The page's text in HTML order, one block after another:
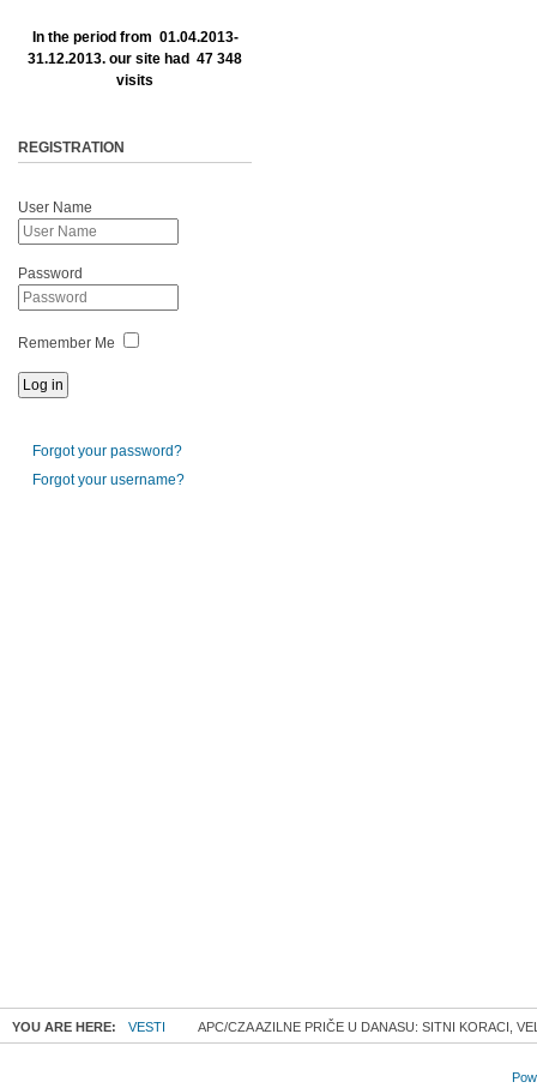
In the period from 01.04.2013-
31.12.2013. our site had 47 348
visits
REGISTRATION
User Name
Password
Remember Me
Forgot your password?
Forgot your username?
YOU ARE HERE: VESTI APC/CZA AZILNE PRIČE U DANASU: SITNI KORACI,